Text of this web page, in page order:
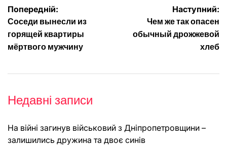
Навігація
записів
Попередній:
Соседи вынесли из
горящей квартиры
мёртвого мужчину
Наступний:
Чем же так опасен
обычный дрожжевой
хлеб
Недавні записи
На війні загинув військовий з Дніпропетровщини –
залишились дружина та двоє синів